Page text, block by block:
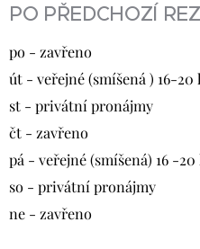
PO PŘEDCHOZÍ
po - zavřeno
út - veřejné (smíšená ) 16-20
st - privátní pronájmy
čt - zavřeno
pá - veřejné (smíšená) 16 -20
so - privátní pronájmy
ne - zavřeno